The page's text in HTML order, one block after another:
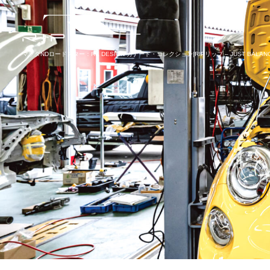
マツダNDロードスター：RK DESIGN カナード・コレクション|RIPリップ – JUST